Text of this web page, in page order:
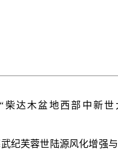
达木盆地西部中新
芙蓉世陆源风化增强